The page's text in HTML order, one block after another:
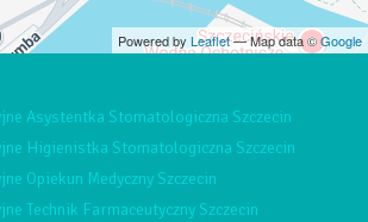
Powered by Leaflet— Map data ©Google
Asystentka Stomatologiczna Szczecin
Higienistka Stomatologiczna Szczecin
Opiekun Medyczny Szczecin
Technik Farmaceutyczny Szczecin